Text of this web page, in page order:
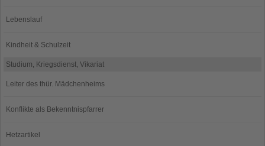
Lebenslauf
Kindheit & Schulzeit
Studium, Kriegsdienst, Vikariat
Leiter des thür. Mädchenheims
Konflikte als Bekenntnispfarrer
Hetzartikel